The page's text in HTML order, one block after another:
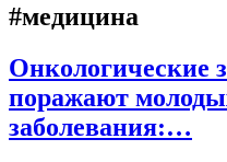
#медицина
Онкологические
поражают
заболевания:…